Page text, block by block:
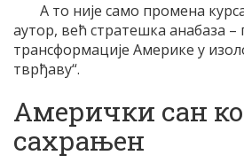
А то није само промена
аутор, већ стратешка анабаза –
трансформације Америке у
тврђаву“.
Амерички сан
сахрањен